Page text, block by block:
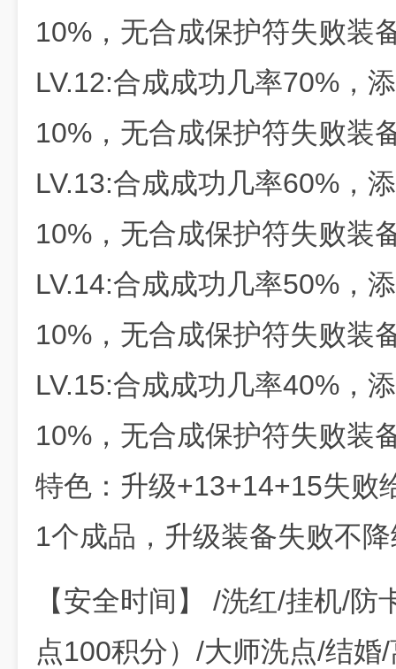
10%，无合成保护符失败装
LV.12:合成成功几率70%，
10%，无合成保护符失败装
LV.13:合成成功几率60%，
10%，无合成保护符失败装
LV.14:合成成功几率50%，
10%，无合成保护符失败装
LV.15:合成成功几率40%，
10%，无合成保护符失败装
特色：升级+13+14+15失败
1个成品，升级装备失败不
【安全时间】 /洗红/挂机/
点100积分）/大师洗点/结婚